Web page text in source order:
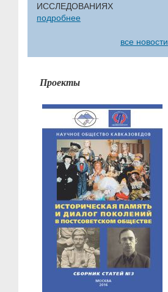
ИССЛЕДОВАНИЯХ
подробнее
все новости
Проекты